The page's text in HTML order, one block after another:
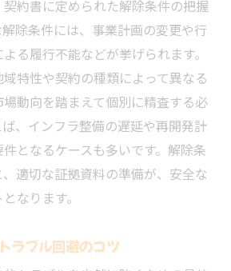
約書に定められた解除条件の把握
除条件には、事業計画の変更や行
る履行不能などが挙げられます。
特性や契約の種類によって異なる
動向を踏まえて個別に精査する必
、インフラ整備の遅延や再開発計
となるケースも多いです。解除条
適切な証拠資料の準備が、安全な
なります。
ラブル回避のコツ